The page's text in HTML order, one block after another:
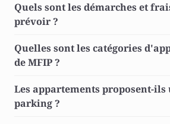
Quels sont les démarches et
prévoir ?
Quelles sont les catégories
de MFIP ?
Les appartements proposent-ils
parking ?